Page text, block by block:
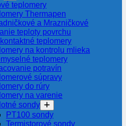
teplomery
Thermapen
a Mrazničkové
teploty povrchu
teplomery
na kontrolu mlieka
teplomery
potravín
súpravy
do rúry
na varenie
sondy
PT100 sondy
Termistorové sondy